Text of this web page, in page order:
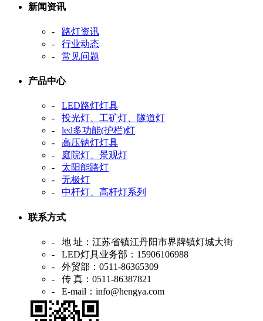
新闻资讯
- 路灯资讯
- 行业动态
- 常见问题
产品中心
- LED路灯灯具
- 投光灯、工矿灯、隧道灯
- led多功能(护栏)灯
- 高压钠灯灯具
- 庭院灯、景观灯
- 太阳能路灯
- 无极灯
- 中杆灯、高杆灯系列
联系方式
- 地 址：江苏省镇江丹阳市界牌镇灯城大街
- LED灯具业务部：15906106988
- 外贸部：0511-86365309
- 传 真：0511-86387821
- E-mail：info@hengya.com